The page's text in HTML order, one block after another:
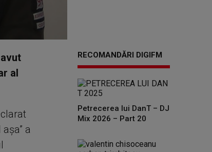
al
a
RECOMANDĂRI DIGIFM
Petrecerea lui DanT – DJ
Mix 2026 – Part 20